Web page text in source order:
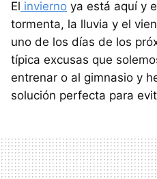
El invierno ya está aquí y
tormenta, la lluvia y el
uno de los días de los
típica excusas que
entrenar o al gimnasio y
solución perfecta para